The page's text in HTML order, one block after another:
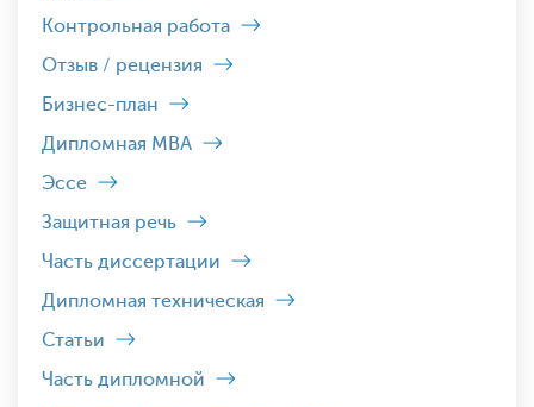
Контрольная работа
Отзыв / рецензия
Бизнес-план
Дипломная MBA
Эссе
Защитная речь
Часть диссертации
Дипломная техническая
Статьи
Часть дипломной